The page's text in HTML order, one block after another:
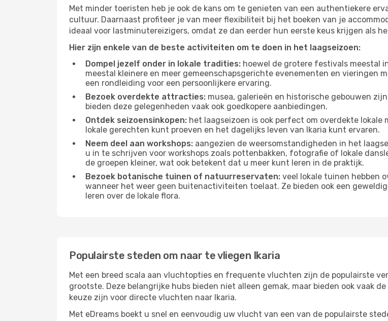
Met minder toeristen heb je ook de kans om te genieten van een authentiekere
cultuur. Daarnaast profiteer je van meer flexibiliteit bij het boeken van je
ideaal voor lastminutereizigers, omdat ze dan eerder hun eerste keus krijgen als
Hier zijn enkele van de beste activiteiten om te doen in het laagseizoen:
Dompel jezelf onder in lokale tradities: hoewel de grotere festivals meestal
meestal kleinere en meer gemeenschapsgerichte evenementen en vieringen
een rondleiding voor een persoonlijkere ervaring.
Bezoek overdekte attracties: musea, galerieën en historische gebouwen
bieden deze gelegenheden vaak ook goedkopere aanbiedingen.
Ontdek seizoensinkopen: het laagseizoen is ook perfect om overdekte
lokale gerechten kunt proeven en het dagelijks leven van Ikaria kunt ervaren.
Neem deel aan workshops: aangezien de weersomstandigheden in het
u in te schrijven voor workshops zoals pottenbakken, fotografie of lokale
de groepen kleiner, wat ook betekent dat u meer kunt leren in de praktijk.
Bezoek botanische tuinen of natuurreservaten: veel lokale tuinen hebben
wanneer het weer geen buitenactiviteiten toelaat. Ze bieden ook een
leren over de lokale flora.
Populairste steden om naar te vliegen Ikaria
Met een breed scala aan vluchtopties en frequente vluchten zijn de populairste
grootste. Deze belangrijke hubs bieden niet alleen gemak, maar bieden ook vaak
keuze zijn voor directe vluchten naar Ikaria.
Met eDreams boekt u snel en eenvoudig uw vlucht van een van de populairste